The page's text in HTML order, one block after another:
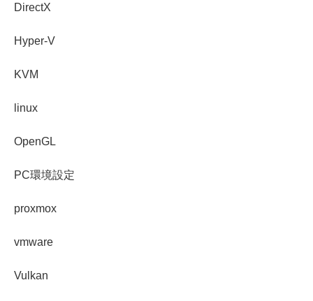
DirectX
Hyper-V
KVM
linux
OpenGL
PC環境設定
proxmox
vmware
Vulkan